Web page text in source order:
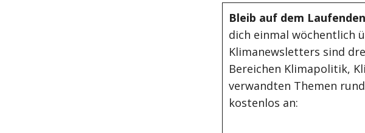
Bleib auf dem
dich einmal wöchentlich
Klimanewsletters sind
Bereichen Klimapolitik,
verwandten Themen
kostenlos an: